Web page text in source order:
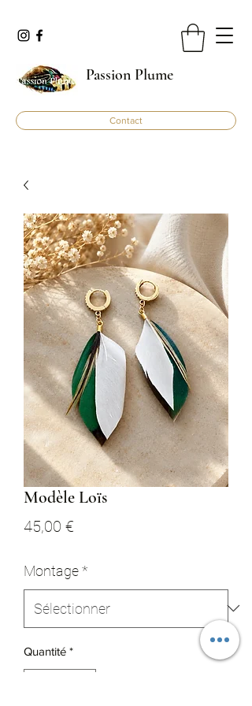
Passion Plume
Contact
Modèle Loïs
45,00 €
Montage*
Quantité *